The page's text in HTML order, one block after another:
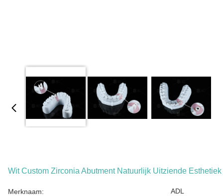
Wit Custom Zirconia Abutment Natuurlijk Uitziende
Merknaam: ADL